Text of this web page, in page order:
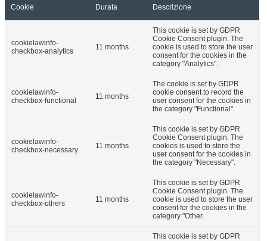
Cookie Durata Descrizione
cookielawinfo-
checkbox-analytics
11 months
This cookie is set by GDPR
Cookie Consent plugin. The
cookie is used to store the user
consent for the cookies in the
category "Analytics".
cookielawinfo-
checkbox-functional
11 months
The cookie is set by GDPR
cookie consent to record the
user consent for the cookies in
the category "Functional".
cookielawinfo-
checkbox-necessary
11 months
This cookie is set by GDPR
Cookie Consent plugin. The
cookies is used to store the
user consent for the cookies in
the category "Necessary".
cookielawinfo-
checkbox-others
11 months
This cookie is set by GDPR
Cookie Consent plugin. The
cookie is used to store the user
consent for the cookies in the
category "Other.
This cookie is set by GDPR